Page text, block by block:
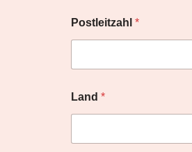
Postleitzahl *
Land *